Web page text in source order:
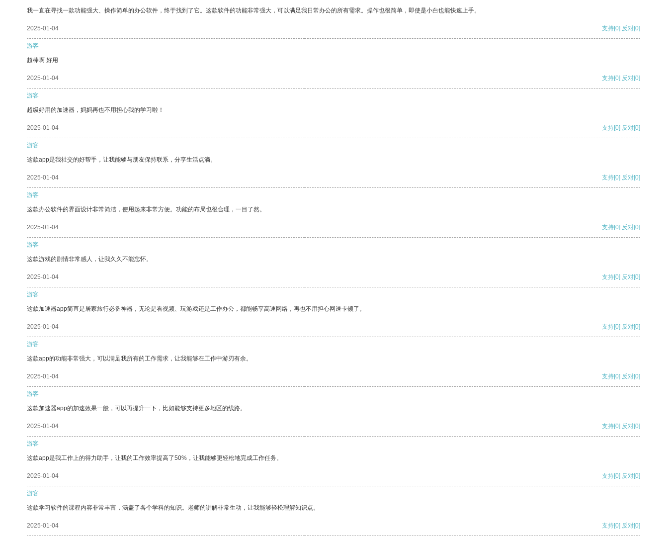
我一直在寻找一款功能强大、操作简单的办公软件，终于找到了它。这款软件的功能非常强大，可以满足我日常办公的所有需求。操作也很简单，即使是小白也能快速上手。
2025-01-04 支持[0] 反对[0]
游客
超棒啊 好用
2025-01-04 支持[0] 反对[0]
游客
超级好用的加速器，妈妈再也不用担心我的学习啦！
2025-01-04 支持[0] 反对[0]
游客
这款app是我社交的好帮手，让我能够与朋友保持联系，分享生活点滴。
2025-01-04 支持[0] 反对[0]
游客
这款办公软件的界面设计非常简洁，使用起来非常方便。功能的布局也很合理，一目了然。
2025-01-04 支持[0] 反对[0]
游客
这款游戏的剧情非常感人，让我久久不能忘怀。
2025-01-04 支持[0] 反对[0]
游客
这款加速器app简直是居家旅行必备神器，无论是看视频、玩游戏还是工作办公，都能畅享高速网络，再也不用担心网速卡顿了。
2025-01-04 支持[0] 反对[0]
游客
这款app的功能非常强大，可以满足我所有的工作需求，让我能够在工作中游刃有余。
2025-01-04 支持[0] 反对[0]
游客
这款加速器app的加速效果一般，可以再提升一下，比如能够支持更多地区的线路。
2025-01-04 支持[0] 反对[0]
游客
这款app是我工作上的得力助手，让我的工作效率提高了50%，让我能够更轻松地完成工作任务。
2025-01-04 支持[0] 反对[0]
游客
这款学习软件的课程内容非常丰富，涵盖了各个学科的知识。老师的讲解非常生动，让我能够轻松理解知识点。
2025-01-04 支持[0] 反对[0]